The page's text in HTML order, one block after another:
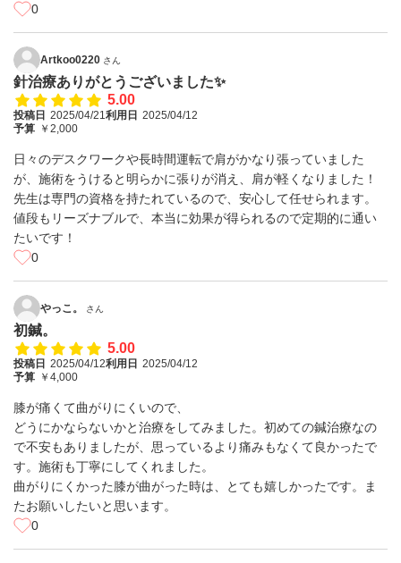
0
Artkoo0220 さん
針治療ありがとうございました✨
5.00
投稿日 2025/04/21利用日 2025/04/12
予算 ￥2,000
日々のデスクワークや長時間運転で肩がかなり張っていました
が、施術をうけると明らかに張りが消え、肩が軽くなりました！
先生は専門の資格を持たれているので、安心して任せられます。
値段もリーズナブルで、本当に効果が得られるので定期的に通い
たいです！
0
やっこ。 さん
初鍼。
5.00
投稿日 2025/04/12利用日 2025/04/12
予算 ￥4,000
膝が痛くて曲がりにくいので、
どうにかならないかと治療をしてみました。初めての鍼治療なの
で不安もありましたが、思っているより痛みもなくて良かったで
す。施術も丁寧にしてくれました。
曲がりにくかった膝が曲がった時は、とても嬉しかったです。ま
たお願いしたいと思います。
0